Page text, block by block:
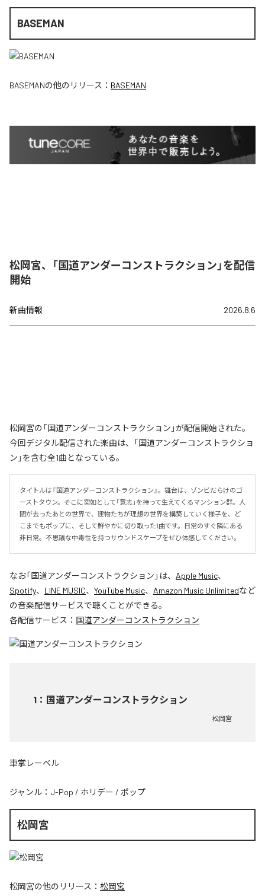
BASEMAN
BASEMANの他のリリース： BASEMAN
松岡宮、「国道アンダーコンストラクション」を配信
開始
新曲情報 2026.8.6
松岡宮の「国道アンダーコンストラクション」が配信開始された。
今回デジタル配信された楽曲は、「国道アンダーコンストラクショ
ン」を含む全1曲となっている。
タイトルは『国道アンダーコンストラクション』。舞台は、ゾンビだらけのゴ
ーストタウン。そこに突如として「意志」を持って生えてくるマンション群。人
間が去ったあとの世界で、建物たちが理想の世界を構築していく様子を、ど
こまでもポップに、そして鮮やかに切り取った1曲です。日常のすぐ隣にある
非日常。不思議な中毒性を持つサウンドスケープをぜひ体感してください。
なお「国道アンダーコンストラクション 」は、 Apple Music、
Spotify、 LINE MUSIC、 YouTube Music、 Amazon Music Unlimitedなど
の音楽配信サービスで聴くことができる。
各配信サービス： 国道アンダーコンストラクション
1 ： 国道アンダーコンストラクション
松岡宮
車掌レーベル
ジャンル： J-Pop / ホリデー / ポップ
松岡宮
松岡宮の他のリリース： 松岡宮